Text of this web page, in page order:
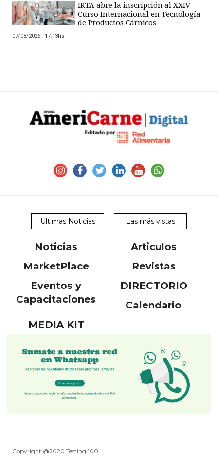
IRTA abre la inscripción al XXIV
Curso Internacional en Tecnología
de Productos Cárnicos
07/08/2026 - 17:13hs.
Ultimas Noticias Las más vistas
Noticias
Articulos
MarketPlace
Revistas
Eventos y
Capacitaciones
DIRECTORIO
Calendario
MEDIA KIT
Copyright @2020 Testing 100